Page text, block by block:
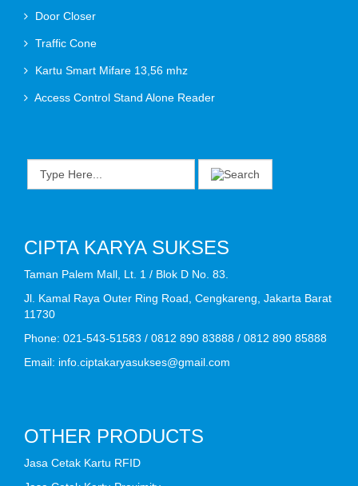
Door Closer
Traffic Cone
Kartu Smart Mifare 13,56 mhz
Access Control Stand Alone Reader
CIPTA KARYA SUKSES
Taman Palem Mall, Lt. 1 / Blok D No. 83.
Jl. Kamal Raya Outer Ring Road, Cengkareng, Jakarta Barat
11730
Phone: 021-543-51583 / 0812 890 83888 / 0812 890 85888
Email: info.ciptakaryasukses@gmail.com
OTHER PRODUCTS
Jasa Cetak Kartu RFID